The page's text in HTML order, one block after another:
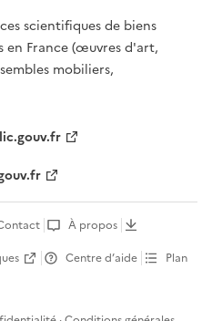
scientifiques de biens
en France (œuvres d'art,
mobiliers,
À propos
Centre d’aide
Plan